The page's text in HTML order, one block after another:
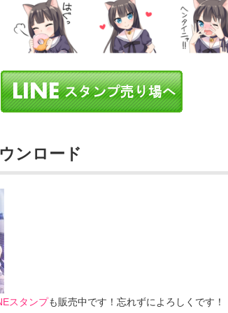
ンロード
スタンプも販売中です！忘れずによろしくです！